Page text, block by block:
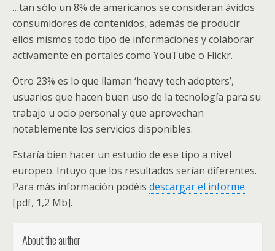
…tan sólo un 8% de americanos se consideran ávidos
consumidores de contenidos, además de producir
ellos mismos todo tipo de informaciones y colaborar
activamente en portales como YouTube o Flickr.
Otro 23% es lo que llaman ‘heavy tech adopters’,
usuarios que hacen buen uso de la tecnología para su
trabajo u ocio personal y que aprovechan
notablemente los servicios disponibles.
Estaría bien hacer un estudio de ese tipo a nivel
europeo. Intuyo que los resultados serían diferentes.
Para más información podéis descargar el informe
[pdf, 1,2 Mb].
About the author